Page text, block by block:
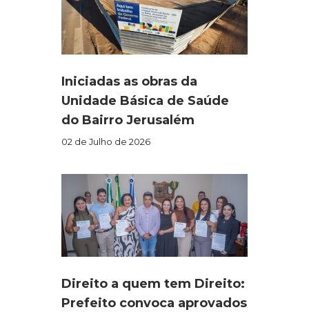
Iniciadas as obras da
Unidade Básica de Saúde
do Bairro Jerusalém
02 de Julho de 2026
Direito a quem tem Direito:
Prefeito convoca aprovados